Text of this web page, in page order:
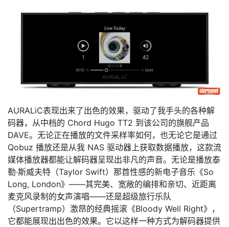
AURALiC表现出来了出色的效果，驱动了我手头的各种解
码器，从中档的 Chord Hugo TT2 到该公司的旗舰产品
DAVE。无论正在播放的文件采样率如何，也无论它是通过
Qobuz 播放还是从我 NAS 驱动器上获取数据播放，这款流
媒体播放器都能让解码器呈现出非凡的声音。无论是播放泰
勒·斯威夫特（Taylor Swift）那首性感的新电子音乐《So
Long, London》——其完美、宽敞的编排和亲切、近距离
麦克风录制的女声演唱——还是超级旅行乐队
（Supertramp）激昂的经典摇滚《Bloody Well Right》，
它都能展现出出色的效果。它以这样一种方式为解码器提供